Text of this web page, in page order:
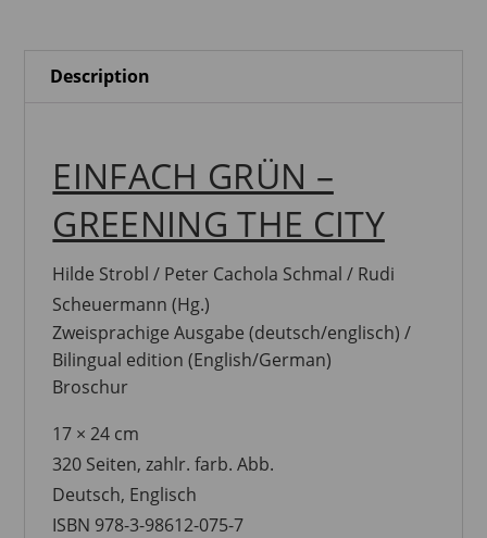
Description
EINFACH GRÜN –
GREENING THE CITY
Hilde Strobl / Peter Cachola Schmal / Rudi
Scheuermann (Hg.)
Zweisprachige Ausgabe (deutsch/englisch) /
Bilingual edition (English/German)
Broschur
17 × 24 cm
320 Seiten, zahlr. farb. Abb.
Deutsch, Englisch
ISBN 978-3-98612-075-7